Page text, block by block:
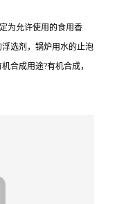
为允许使用的食用香
选剂，锅炉用水的止泡
合成用途?有机合成，